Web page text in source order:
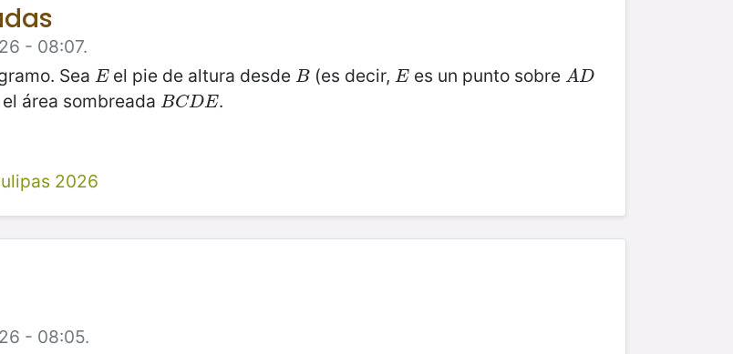
- 08:07.
Sea E
E el pie de altura desdeB
B (es decir,E
E es un punto sobreAD
AD
área sombreada BCDE
BCDE .
2026
- 08:05.